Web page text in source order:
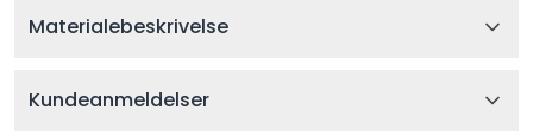
Materialebeskrivelse
Kundeanmeldelser